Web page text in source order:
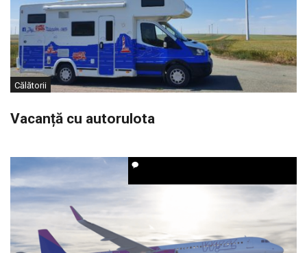
Călătorii
Vacanță cu autorulota